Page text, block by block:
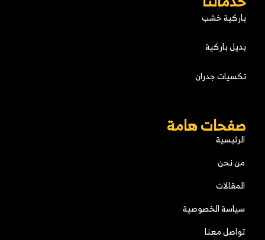
باركية خشب
بديل باركية
تكسيات جدران
صفحات هامة
الرئيسية
من نحن
المقالات
سياسة الخصوصية
تواصل معنا